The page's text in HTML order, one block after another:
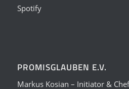
Spotify
PROMISGLAUBEN E.V.
Markus Kosian – Initiator &